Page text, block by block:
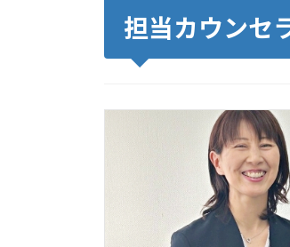
担当カウンセ